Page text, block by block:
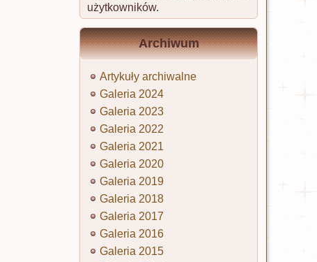
użytkowników.
Archiwum
Artykuły archiwalne
Galeria 2024
Galeria 2023
Galeria 2022
Galeria 2021
Galeria 2020
Galeria 2019
Galeria 2018
Galeria 2017
Galeria 2016
Galeria 2015